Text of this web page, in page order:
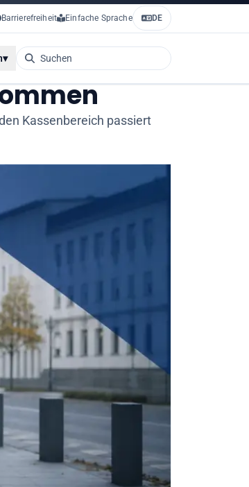
Barrierefreiheit Einfache Sprache DE
▾
Kassenbereich passiert